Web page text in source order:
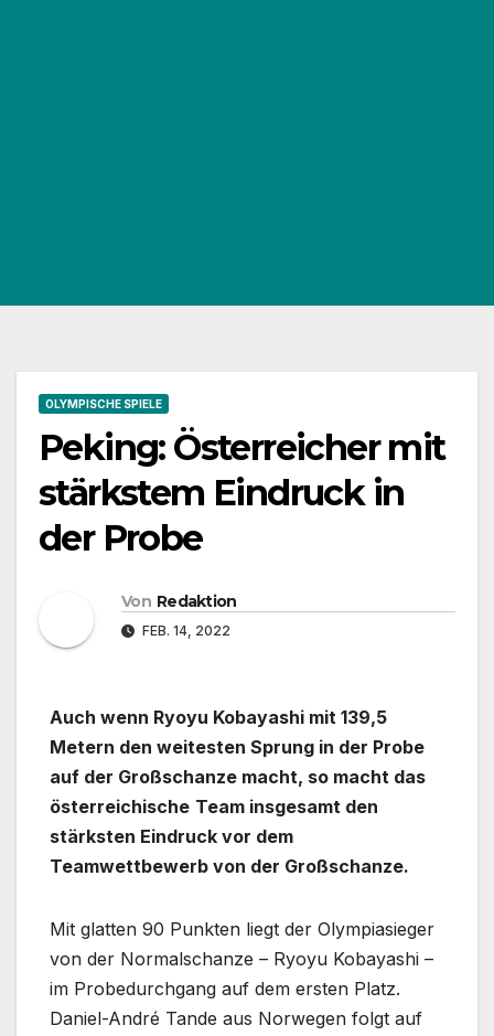
OLYMPISCHE SPIELE
Peking: Österreicher mit
stärkstem Eindruck in
der Probe
Von Redaktion
FEB. 14, 2022
Auch wenn Ryoyu Kobayashi mit 139,5
Metern den weitesten Sprung in der Probe
auf der Großschanze macht, so macht das
österreichische Team insgesamt den
stärksten Eindruck vor dem
Teamwettbewerb von der Großschanze.
Mit glatten 90 Punkten liegt der Olympiasieger
von der Normalschanze – Ryoyu Kobayashi –
im Probedurchgang auf dem ersten Platz.
Daniel-André Tande aus Norwegen folgt auf